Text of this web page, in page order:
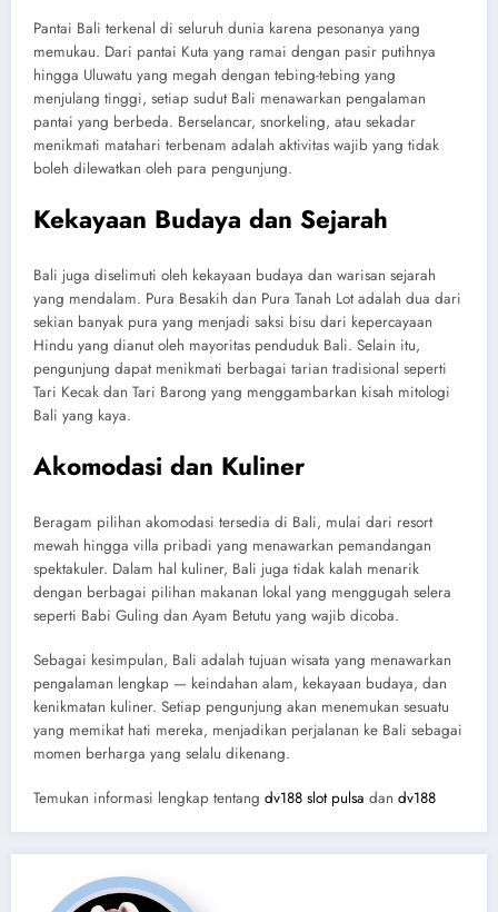
Pantai Bali terkenal di seluruh dunia karena pesonanya yang
memukau. Dari pantai Kuta yang ramai dengan pasir putihnya
hingga Uluwatu yang megah dengan tebing-tebing yang
menjulang tinggi, setiap sudut Bali menawarkan pengalaman
pantai yang berbeda. Berselancar, snorkeling, atau sekadar
menikmati matahari terbenam adalah aktivitas wajib yang tidak
boleh dilewatkan oleh para pengunjung.
Kekayaan Budaya dan Sejarah
Bali juga diselimuti oleh kekayaan budaya dan warisan sejarah
yang mendalam. Pura Besakih dan Pura Tanah Lot adalah dua dari
sekian banyak pura yang menjadi saksi bisu dari kepercayaan
Hindu yang dianut oleh mayoritas penduduk Bali. Selain itu,
pengunjung dapat menikmati berbagai tarian tradisional seperti
Tari Kecak dan Tari Barong yang menggambarkan kisah mitologi
Bali yang kaya.
Akomodasi dan Kuliner
Beragam pilihan akomodasi tersedia di Bali, mulai dari resort
mewah hingga villa pribadi yang menawarkan pemandangan
spektakuler. Dalam hal kuliner, Bali juga tidak kalah menarik
dengan berbagai pilihan makanan lokal yang menggugah selera
seperti Babi Guling dan Ayam Betutu yang wajib dicoba.
Sebagai kesimpulan, Bali adalah tujuan wisata yang menawarkan
pengalaman lengkap — keindahan alam, kekayaan budaya, dan
kenikmatan kuliner. Setiap pengunjung akan menemukan sesuatu
yang memikat hati mereka, menjadikan perjalanan ke Bali sebagai
momen berharga yang selalu dikenang.
Temukan informasi lengkap tentang dv188 slot pulsa dan dv188